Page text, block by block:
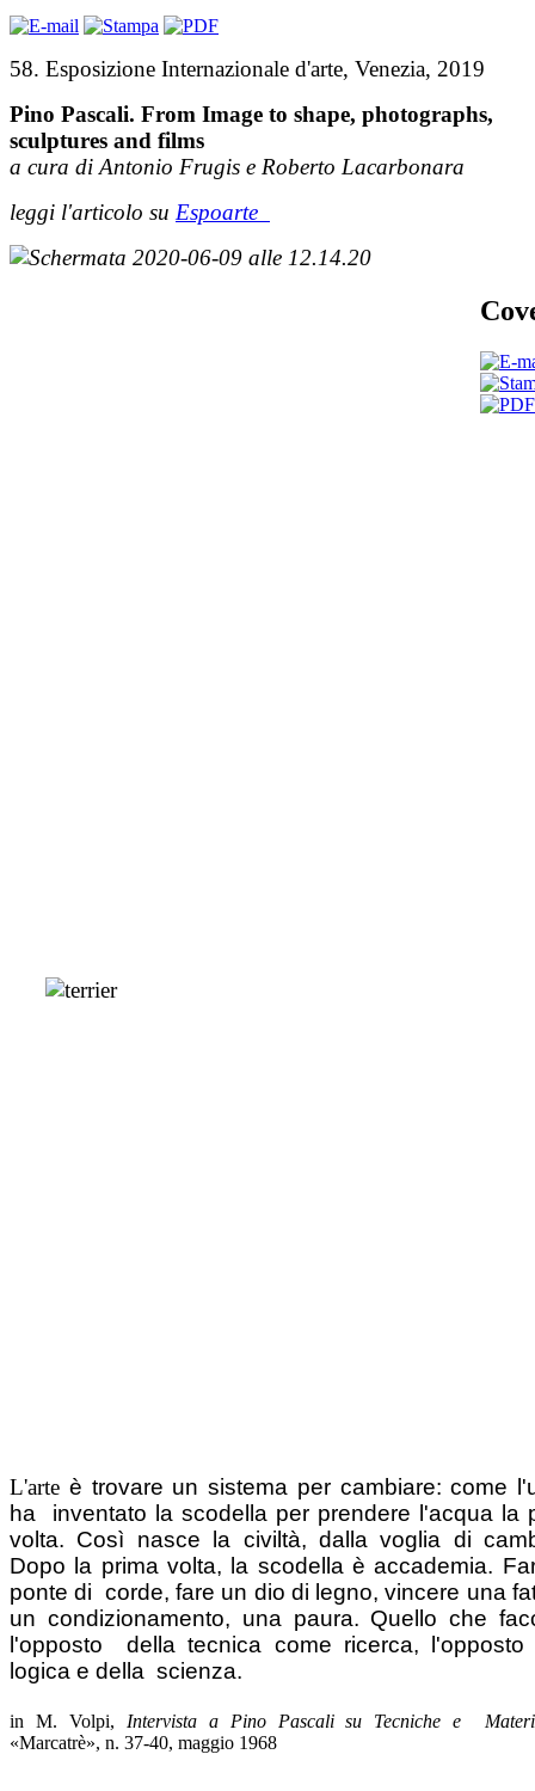
58. Esposizione Internazionale d'arte, Venezia, 2019
Pino Pascali. From Image to shape, photographs,
sculptures and films
a cura di Antonio Frugis e Roberto Lacarbonara
leggi l'articolo su Espoarte
L'arte è trovare un sistema per cambiare: come
ha inventato la scodella per prendere l'acqua la
volta. Così nasce la civiltà, dalla voglia di
Dopo la prima volta, la scodella è accademia.
ponte di corde, fare un dio di legno, vincere una
un condizionamento, una paura. Quello che
l'opposto della tecnica come ricerca, l'opposto
logica e della scienza.
in M. Volpi, Intervista a Pino Pascali su Tecniche e
«Marcatrè», n. 37-40, maggio 1968